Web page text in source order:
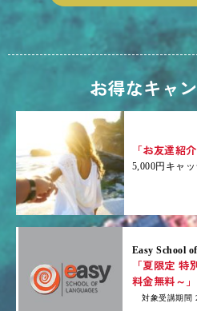
お得なキャ
「お友達紹
5,000円キャ
Easy School
「夏限定
料金無料～」
対象受講期間